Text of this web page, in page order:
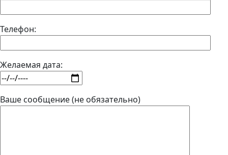
Телефон:
Желаемая дата:
Ваше сообщение (не обязательно)